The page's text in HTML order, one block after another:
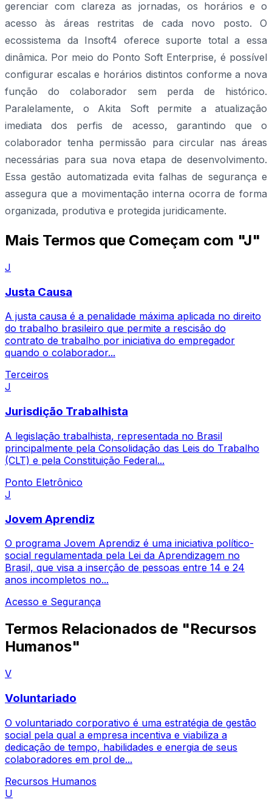
gerenciar com clareza as jornadas, os horários e o
acesso às áreas restritas de cada novo posto. O
ecossistema da Insoft4 oferece suporte total a essa
dinâmica. Por meio do Ponto Soft Enterprise, é possível
configurar escalas e horários distintos conforme a nova
função do colaborador sem perda de histórico.
Paralelamente, o Akita Soft permite a atualização
imediata dos perfis de acesso, garantindo que o
colaborador tenha permissão para circular nas áreas
necessárias para sua nova etapa de desenvolvimento.
Essa gestão automatizada evita falhas de segurança e
assegura que a movimentação interna ocorra de forma
organizada, produtiva e protegida juridicamente.
Mais Termos que Começam com "J"
J
Justa Causa
A justa causa é a penalidade máxima aplicada no direito
do trabalho brasileiro que permite a rescisão do
contrato de trabalho por iniciativa do empregador
quando o colaborador...
Terceiros
J
Jurisdição Trabalhista
A legislação trabalhista, representada no Brasil
principalmente pela Consolidação das Leis do Trabalho
(CLT) e pela Constituição Federal...
Ponto Eletrônico
J
Jovem Aprendiz
O programa Jovem Aprendiz é uma iniciativa político-
social regulamentada pela Lei da Aprendizagem no
Brasil, que visa a inserção de pessoas entre 14 e 24
anos incompletos no...
Acesso e Segurança
Termos Relacionados de "Recursos
Humanos"
V
Voluntariado
O voluntariado corporativo é uma estratégia de gestão
social pela qual a empresa incentiva e viabiliza a
dedicação de tempo, habilidades e energia de seus
colaboradores em prol de...
Recursos Humanos
U